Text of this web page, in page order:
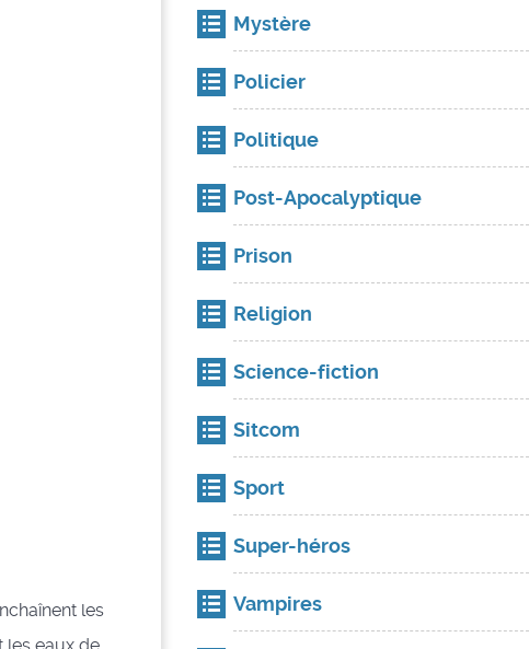
les
Mystère
Policier
Politique
Post-Apocalyptique
Prison
Religion
Science-fiction
Sitcom
Sport
Super-héros
Vampires